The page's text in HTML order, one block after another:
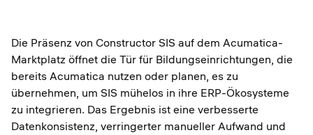
Die Präsenz von Constructor SIS auf dem Acumatica-
Marktplatz öffnet die Tür für Bildungseinrichtungen, die
bereits Acumatica nutzen oder planen, es zu
übernehmen, um SIS mühelos in ihre ERP-Ökosysteme
zu integrieren. Das Ergebnis ist eine verbesserte
Datenkonsistenz, verringerter manueller Aufwand und